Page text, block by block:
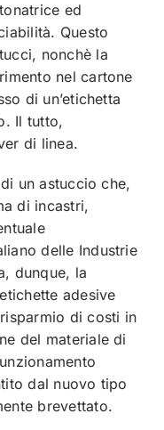
ed
Questo
nonchè la
nel cartone
di un’etichetta
Il tutto,
di linea.
un astuccio che,
di incastri,
delle Industrie
dunque, la
adesive
di costi in
del materiale di
dal nuovo tipo
brevettato.